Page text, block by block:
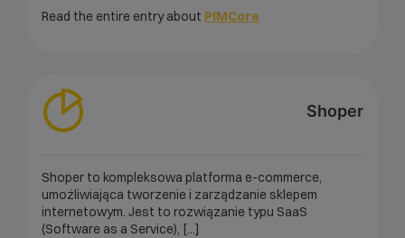
Read the entire entry about PIMCore
Shoper
Shoper to kompleksowa platforma e-commerce,
umożliwiająca tworzenie i zarządzanie sklepem
internetowym. Jest to rozwiązanie typu SaaS
(Software as a Service), [...]